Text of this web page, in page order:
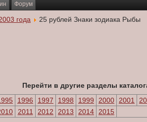
Форум
года 25 рублей Знаки зодиака Рыбы
Перейти в другие разделы
1996 1997 1998 1999 2000 2001
2011 2012 2013 2014
2015